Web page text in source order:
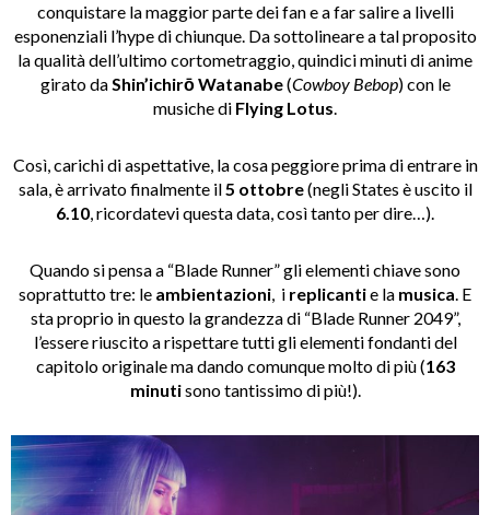
conquistare la maggior parte dei fan e a far salire a livelli
esponenziali l’hype di chiunque. Da sottolineare a tal proposito
la qualità dell’ultimo cortometraggio, quindici minuti di anime
girato daShin’ichirō Watanabe(Cowboy Bebop) con le
musiche di Flying Lotus.
Così, carichi di aspettative, la cosa peggiore prima di entrare in
sala, è arrivato finalmente il5 ottobre(negli States è uscito il
6.10, ricordatevi questa data, così tanto per dire…).
Quando si pensa a “Blade Runner” gli elementi chiave sono
soprattutto tre: le ambientazioni, i replicantie la musica. E
sta proprio in questo la grandezza di “Blade Runner 2049”,
l’essere riuscito a rispettare tutti gli elementi fondanti del
capitolo originale ma dando comunque molto di più (163
minutisono tantissimo di più!).